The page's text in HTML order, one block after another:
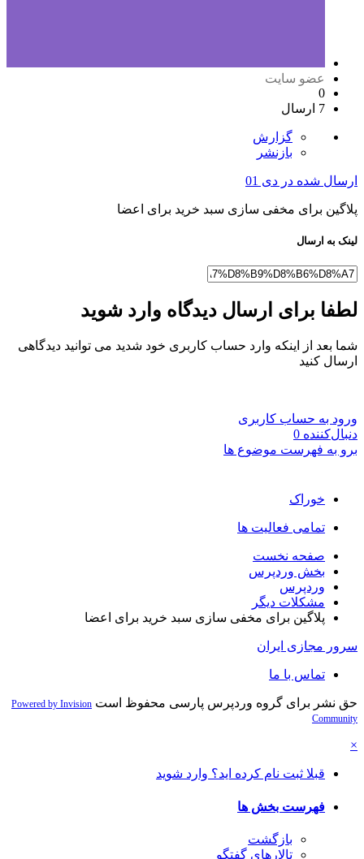
عضو سایت
0
7 ارسال
گزارش
بازنشر
ارسال شده در دی 01
پلاگین برای مخفی سازی سبد خرید برای اعضا
لینک به ارسال
لطفا برای ارسال دیدگاه وارد شوید
شما بعد از اینکه وارد حساب کاربری خود شدید می توانید دیدگاهی
ارسال کنید
ورود به حساب کاربری
دنبال‌کننده 0
برو به فهرست موضوع ها
خوراک
تمامی فعالیت ها
صفحه نخست
بخش وردپرس
وردپرس
مشکلات دیگر
پلاگین برای مخفی سازی سبد خرید برای اعضا
سرور مجازی ایران
تماس با ما
حق نشر برای گروه وردپرس پارسی محفوظ است Powered by Invision
Community
×
قبلا ثبت نام کرده اید؟ وارد شوید
فهرست بخش ها
بازگشت
تالارهای گفتگو